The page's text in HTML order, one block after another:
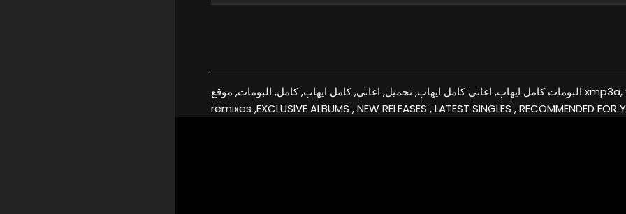
البومات كامل ايهاب, اغاني كامل ايهاب, تحميل, اغاني, كامل ايهاب, كامل, البومات, موقع xmp3a, xmp3 , download, free, flac, aac, itunes, covers,
remixes ,EXCLUSIVE ALBUMS , NEW RELEASES , LATEST SINGLES , RECOMMENDED